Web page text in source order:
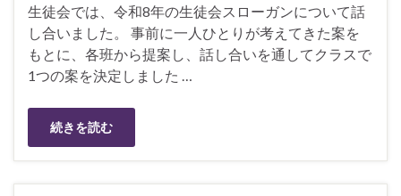
生徒会では、令和8年の生徒会スローガンについて話
し合いました。 事前に一人ひとりが考えてきた案を
もとに、各班から提案し、話し合いを通してクラスで
1つの案を決定しました …
続きを読む